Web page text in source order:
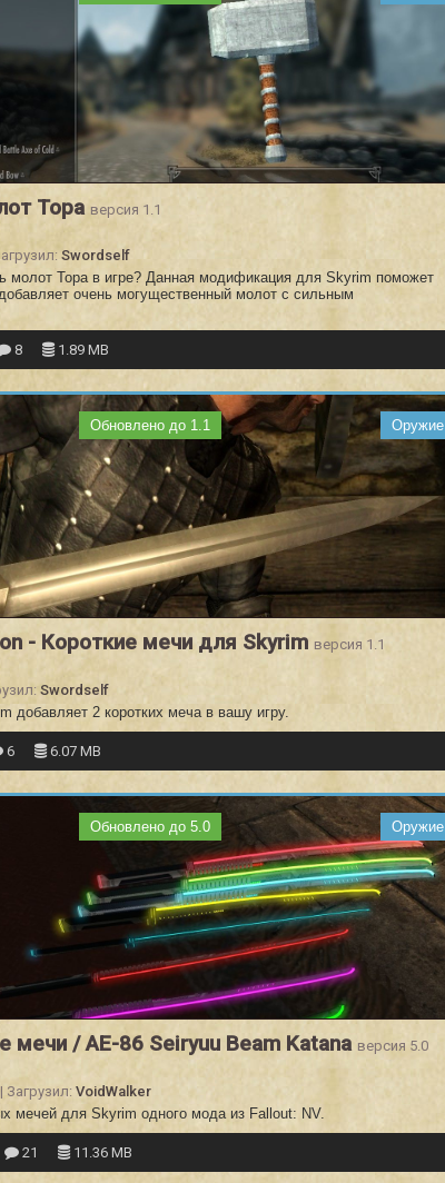
Тора версия 1.1
Swordself
молот Тора в игре? Данная модификация для Skyrim поможет
очень могущественный молот с сильным
8 1.89 MB
Оружие
Обновлено до 1.1
- Короткие мечи для Skyrim версия 1.1
Swordself
добавляет 2 коротких меча в вашу игру.
6 6.07 MB
Оружие
Обновлено до 5.0
мечи / AE-86 Seiryuu Beam Katana версия 5.0
| Загрузил: VoidWalker
мечей для Skyrim одного мода из Fallout: NV.
21 11.36 MB